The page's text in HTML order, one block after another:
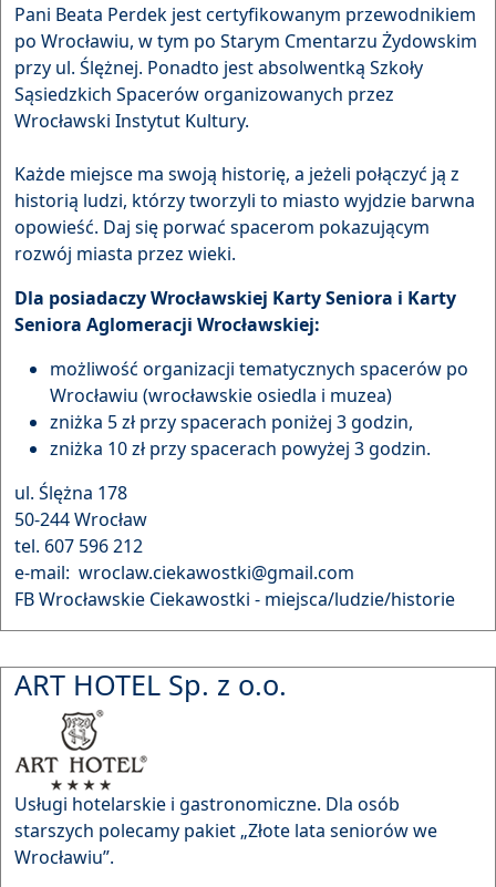
Pani Beata Perdek jest certyfikowanym przewodnikiem
po Wrocławiu, w tym po Starym Cmentarzu Żydowskim
przy ul. Ślężnej. Ponadto jest absolwentką Szkoły
Sąsiedzkich Spacerów organizowanych przez
Wrocławski Instytut Kultury.
Każde miejsce ma swoją historię, a jeżeli połączyć ją z
historią ludzi, którzy tworzyli to miasto wyjdzie barwna
opowieść. Daj się porwać spacerom pokazującym
rozwój miasta przez wieki.
Dla posiadaczy Wrocławskiej Karty Seniora i Karty
Seniora Aglomeracji Wrocławskiej:
możliwość organizacji tematycznych spacerów po
Wrocławiu (wrocławskie osiedla i muzea)
zniżka 5 zł przy spacerach poniżej 3 godzin,
zniżka 10 zł przy spacerach powyżej 3 godzin.
ul. Ślężna 178
50-244 Wrocław
tel. 607 596 212
e-mail: wroclaw.ciekawostki@gmail.com
FB Wrocławskie Ciekawostki - miejsca/ludzie/historie
ART HOTEL Sp. z o.o.
Usługi hotelarskie i gastronomiczne. Dla osób
starszych polecamy pakiet „Złote lata seniorów we
Wrocławiu”.